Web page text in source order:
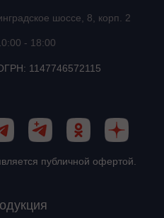
шоссе, 8, корп. 2
- 18:00
1147746572115
публичной офертой.